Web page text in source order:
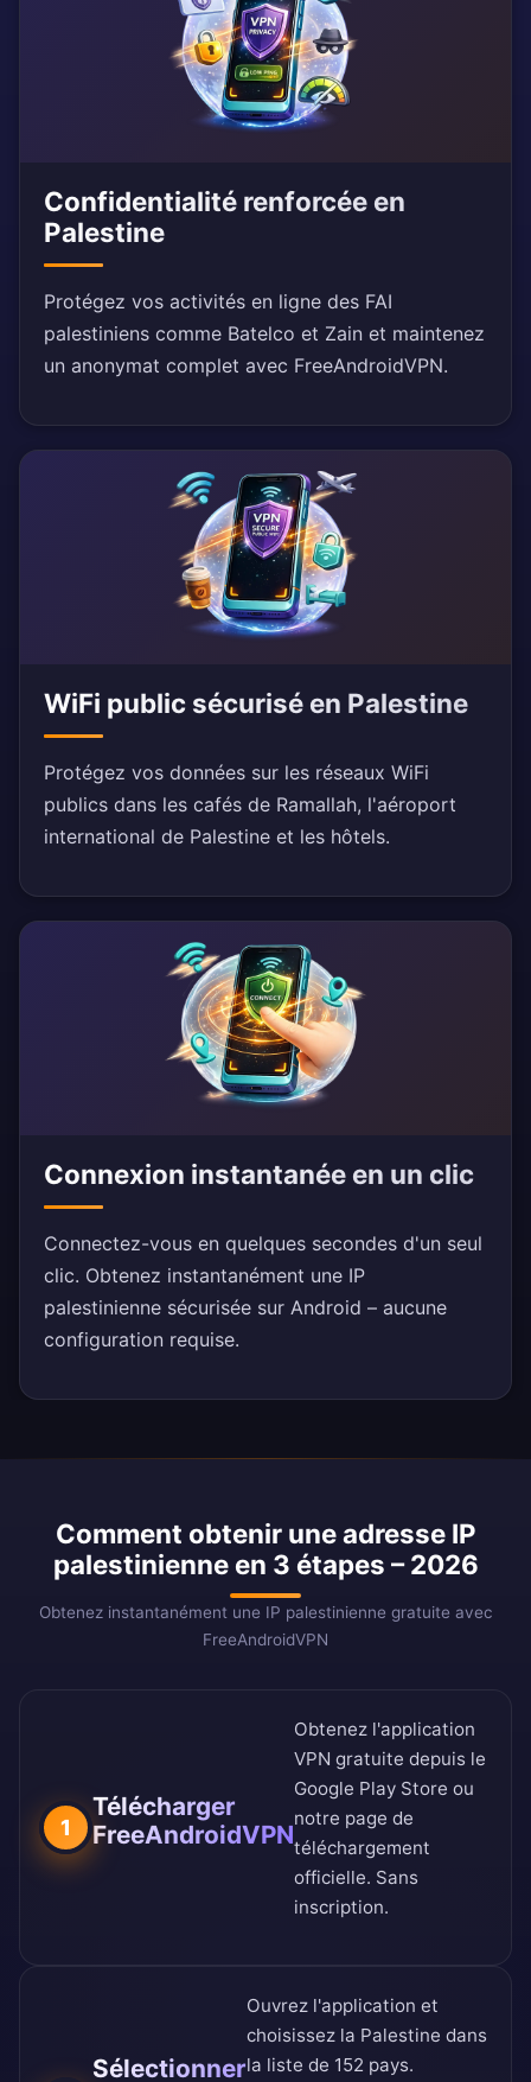
Confidentialité renforcée en
Palestine
Protégez vos activités en ligne des FAI
palestiniens comme Batelco et Zain et maintenez
un anonymat complet avec FreeAndroidVPN.
WiFi public sécurisé en Palestine
Protégez vos données sur les réseaux WiFi
publics dans les cafés de Ramallah, l'aéroport
international de Palestine et les hôtels.
Connexion instantanée en un clic
Connectez-vous en quelques secondes d'un seul
clic. Obtenez instantanément une IP
palestinienne sécurisée sur Android – aucune
configuration requise.
Comment obtenir une adresse IP
palestinienne en 3 étapes – 2026
Obtenez instantanément une IP palestinienne gratuite avec
FreeAndroidVPN
1
Télécharger
FreeAndroidVPN
Obtenez l'application
VPN gratuite depuis le
Google Play Store ou
notre page de
téléchargement
officielle. Sans
inscription.
Sélectionner
Ouvrez l'application et
choisissez la Palestine dans
la liste de 152 pays.